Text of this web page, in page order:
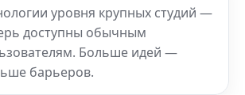
уровня крупных студий —
доступны обычным
Больше идей —
барьеров.